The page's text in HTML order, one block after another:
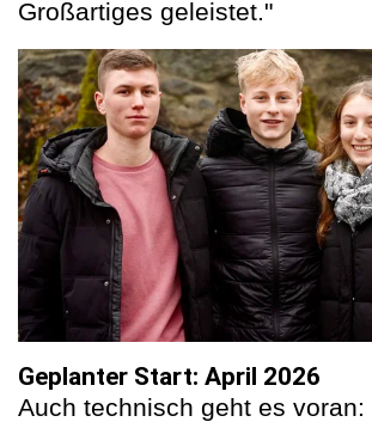
Großartiges geleistet."
Geplanter Start: April 2026
Auch technisch geht es voran: